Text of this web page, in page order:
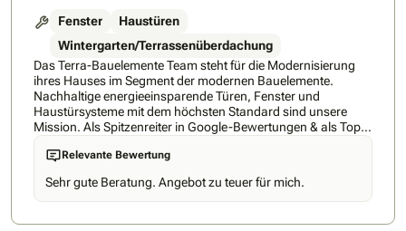
Fenster
Haustüren
Wintergarten/Terrassenüberdachung
Das Terra-Bauelemente Team steht für die Modernisierung
ihres Hauses im Segment der modernen Bauelemente.
Nachhaltige energieeinsparende Türen, Fenster und
Haustürsysteme mit dem höchsten Standard sind unsere
Mission. Als Spitzenreiter in Google-Bewertungen & als Top-
ProvenExpert, bieten wir energieeffiziente Schüco-Fenster &
Aluminium-Haustüren mit maximaler Sicherheit und
Langlebigkeit. Unsere Qualität und Beständigkeit, bestätigt
durch Kundenfeedback, machen uns zum bestbewerteten
Betrieb der Branche im Umkreis. Wir sind stolz auf das hohe
Relevante Bewertung
Sehr gute Beratung. Angebot zu teuer für mich.